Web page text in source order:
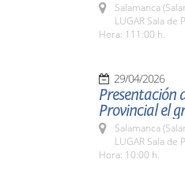
Salamanca
LUGAR Sala de
Hora: 111:00 h.
29/04/2026
Presentación
Provincial el
Salamanca
LUGAR Sala de
Hora: 10:00 h.